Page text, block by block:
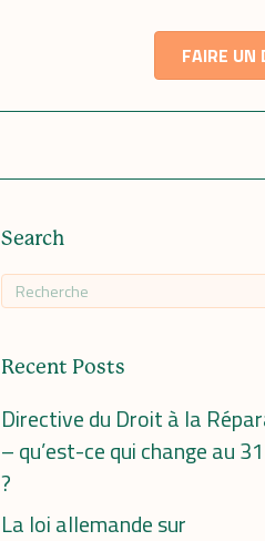
FAIRE UN
Search
Recent Posts
Directive du Droit à la
– qu’est-ce qui change au
?
La loi allemande sur